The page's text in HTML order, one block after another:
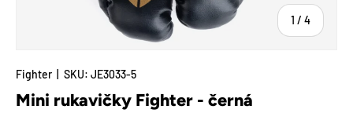
1 / z
4
Fighter SKU: JE3033-5
Mini rukavičky Fighter - černá